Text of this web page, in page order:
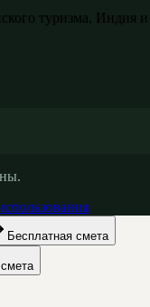
туризма, Индия и
Бесплатная смета